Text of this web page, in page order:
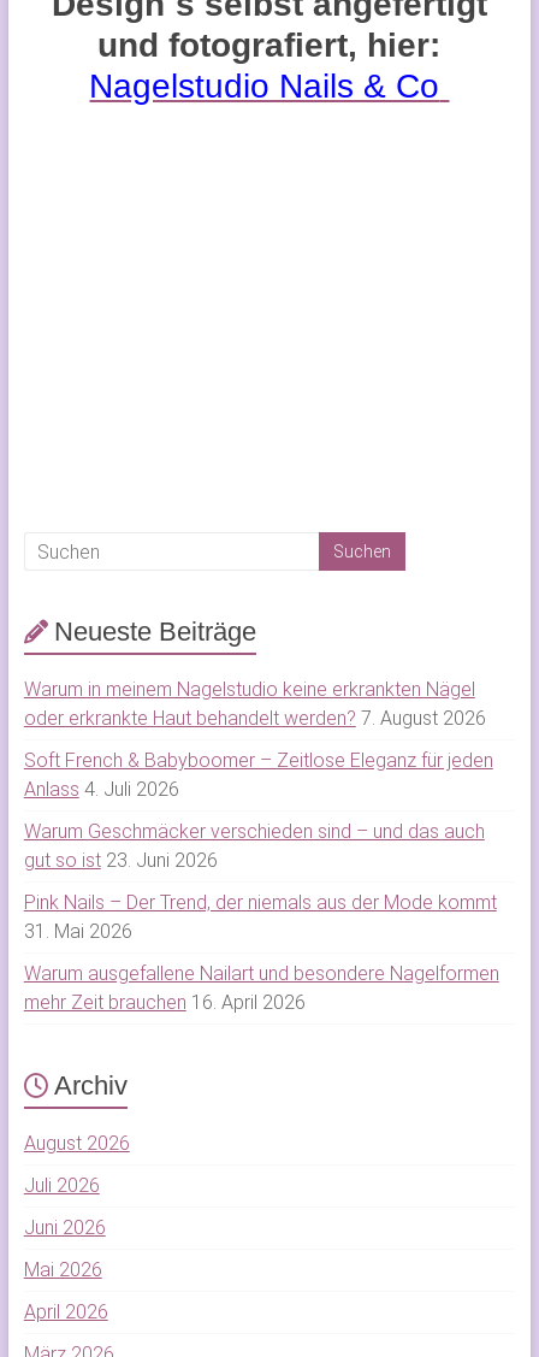
und fotografiert, hier:
Nagelstudio Nails & Co
Neueste Beiträge
Warum in meinem Nagelstudio keine erkrankten Nägel
oder erkrankte Haut behandelt werden? 7. August 2026
Soft French & Babyboomer – Zeitlose Eleganz für jeden
Anlass 4. Juli 2026
Warum Geschmäcker verschieden sind – und das auch
gut so ist 23. Juni 2026
Pink Nails – Der Trend, der niemals aus der Mode kommt
31. Mai 2026
Warum ausgefallene Nailart und besondere Nagelformen
mehr Zeit brauchen 16. April 2026
Archiv
August 2026
Juli 2026
Juni 2026
Mai 2026
April 2026